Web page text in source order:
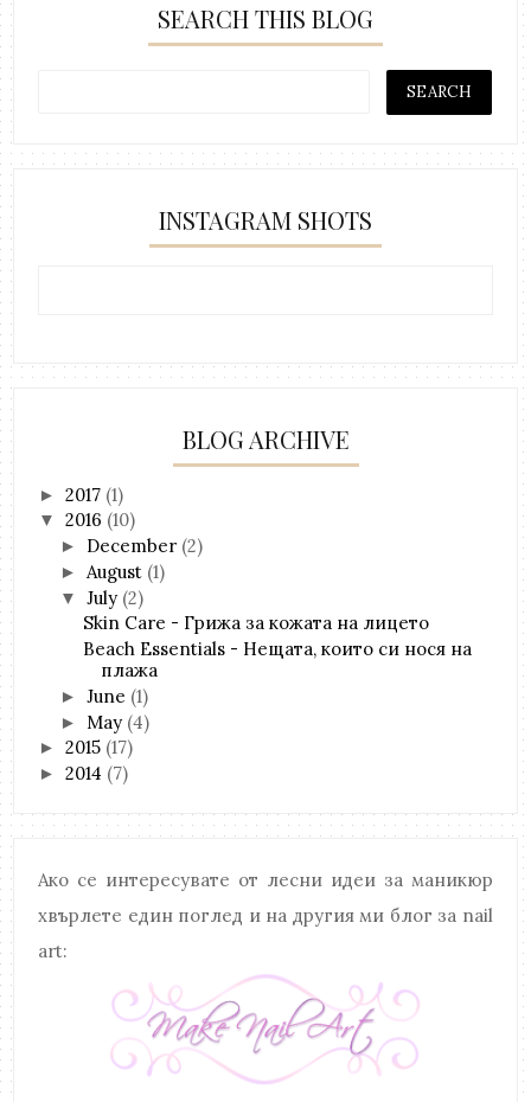
SEARCH THIS BLOG
INSTAGRAM SHOTS
BLOG ARCHIVE
►2017 (1)
▼ 2016 (10)
► December (2)
► August (1)
▼ July (2)
Skin Care - Грижа за кожата на лицето
Beach Essentials - Нещата, които си нося на
плажа
►June (1)
► May (4)
►2015 (17)
►2014 (7)
Ако се интересувате от лесни идеи за маникюр
хвърлете един поглед и на другия ми блог за nail
art: